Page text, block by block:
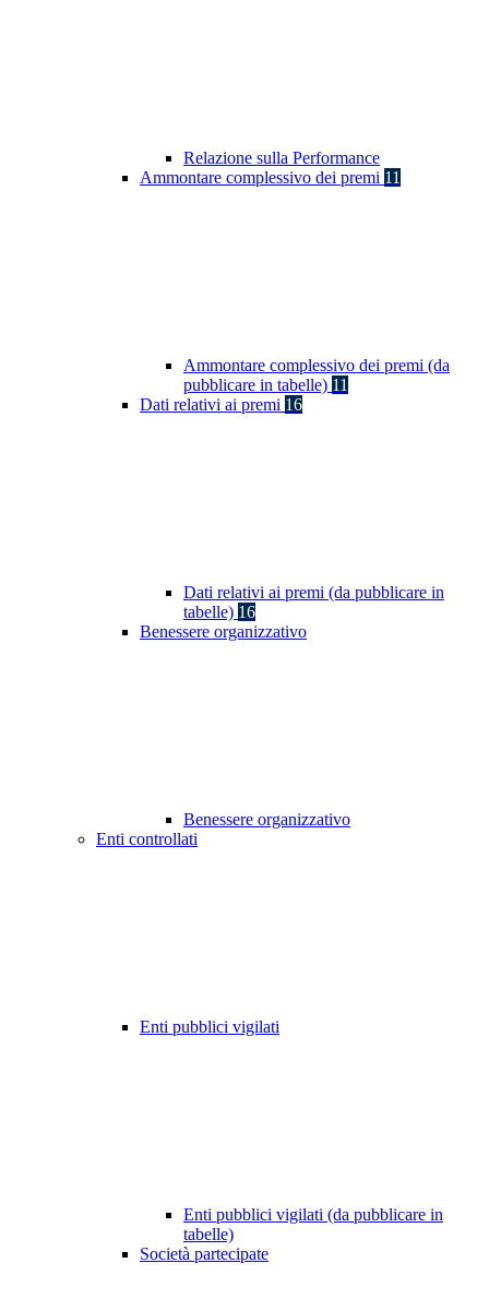
Relazione sulla Performance
Ammontare complessivo dei premi 11
Ammontare complessivo dei premi (da
pubblicare in tabelle) 11
Dati relativi ai premi 16
Dati relativi ai premi (da pubblicare in
tabelle) 16
Benessere organizzativo
Benessere organizzativo
Enti controllati
Enti pubblici vigilati
Enti pubblici vigilati (da pubblicare in
tabelle)
Società partecipate